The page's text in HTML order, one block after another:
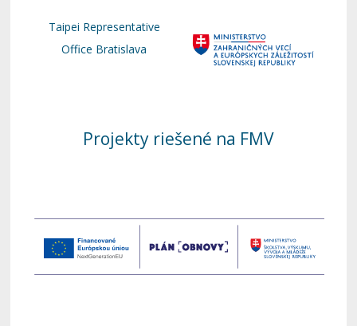
Taipei Representative
Office Bratislava
Projekty riešené na FMV